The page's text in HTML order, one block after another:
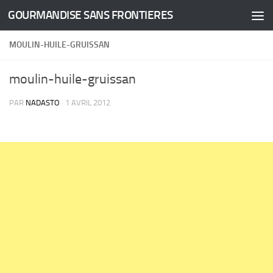
Skip to content
GOURMANDISE SANS FRONTIERES
MOULIN-HUILE-GRUISSAN
moulin-huile-gruissan
PAR NADASTO · 1 AVRIL 2012